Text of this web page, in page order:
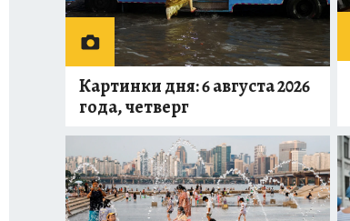
Картинки дня: 6 августа 2026
года, четверг